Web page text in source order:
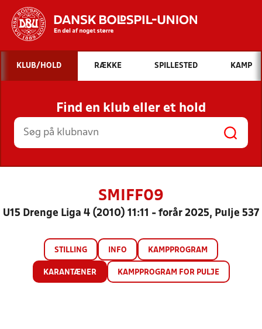
Hvad vil du søge efter?
INDHOLD OG NYHEDER
STILLINGER, RESULTATER, KLUBBER OG
HOLD
KLUB/HOLD RÆKKE SPILLESTED KAMP
Find en klub eller et hold
SMIFF09
U15 Drenge Liga 4 (2010) 11:11 - forår 2025, Pulje 537
STILLING INFO KAMPPROGRAM
KARANTÆNER KAMPPROGRAM FOR PULJE